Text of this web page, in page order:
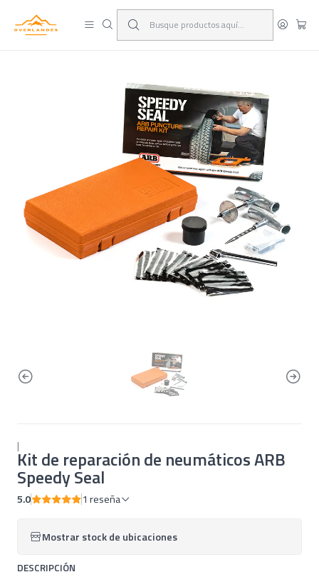
¡Viaja y deja las excusas!
|
Kit de reparación de neumáticos ARB
Speedy Seal
5.0 1 reseña
Mostrar stock de ubicaciones
DESCRIPCIÓN